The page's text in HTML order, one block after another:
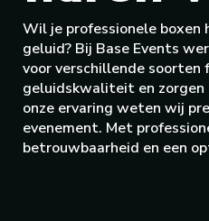
Wil je professionele boxen
geluid? Bij Base Events
voor verschillende soorten
geluidskwaliteit en
onze ervaring weten wij
evenement. Met
betrouwbaarheid en een